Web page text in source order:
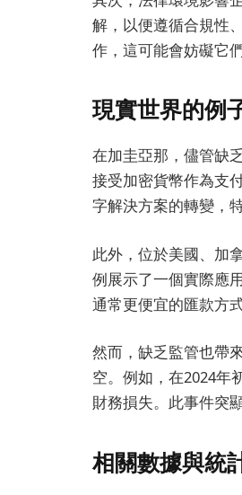
解，以便遵循合規性
作，這可能會妨礙它
現實世界的例
在加圭亞那，儘管缺
接受加密貨幣作為支
字解決方案的轉變，
此外，位於美國、加
例展示了一個實際應
通常更便宜的匯款方
然而，缺乏監管也帶
空。例如，在2024年
財務損失。此事件突
相關數據與統